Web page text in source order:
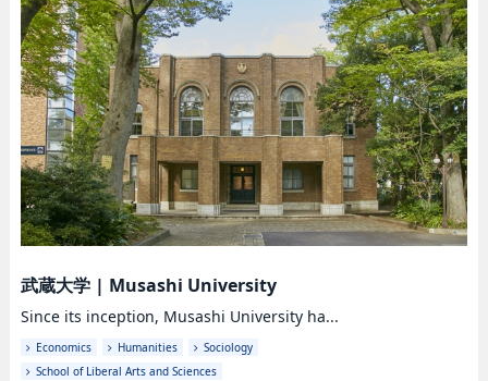
武蔵大学| Musashi University
Since its inception, Musashi University ha...
Economics Humanities
Sociology
School of Liberal Arts and Sciences